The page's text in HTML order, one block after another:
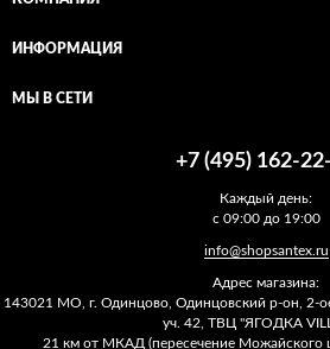
ИНФОРМАЦИЯ
МЫ В СЕТИ
+7 (495) 162-
Каждый день:
с 09:00 до 19:00
info@shopsantex.ru
Адрес магазина:
143021 МО, г. Одинцово, Одинцовский р-он, 2-
уч. 42, ТВЦ "ЯГОДКА
21 км от МКАД (пересечение Можайского